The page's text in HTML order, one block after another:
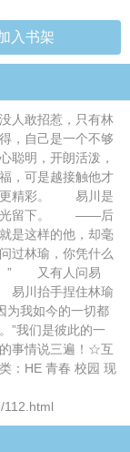
入书架
人敢招惹，只有林
，自己是一个不够
聪明，开朗活泼，
，可是越接触他才
更精彩。 易川是
把光留下。 ——后
是这样的他，却毫
林瑜，你凭什么
。” 又有人问易
易川抬手捏住林瑜
为我如今的一切都
”我们是彼此的一
事情说三遍！☆互
：HE 青春 校园 现
112.html